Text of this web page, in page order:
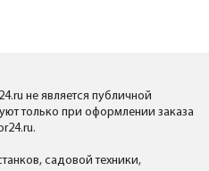
не является публичной
только при оформлении заказа
садовой техники,